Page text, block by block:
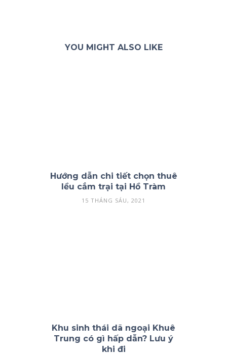
YOU MIGHT ALSO LIKE
Hướng dẫn chi tiết chọn thuê
lều cắm trại tại Hồ Tràm
15 THÁNG SÁU, 2021
Khu sinh thái dã ngoại Khuê
Trung có gì hấp dẫn? Lưu ý
khi đi